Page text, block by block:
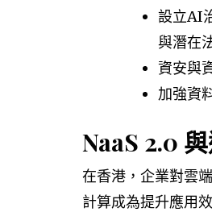
設立AI
與潛在
資安與
加強資
NaaS 2.0
在香港，企業對雲
計算成為提升應用